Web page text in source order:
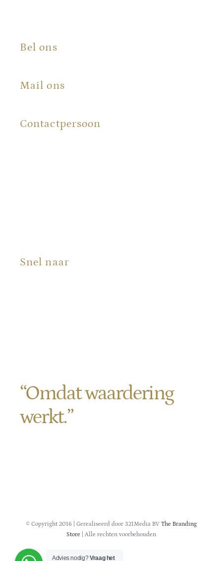
Bel ons
Mail ons
Contactpersoon
Snel naar
“Omdat waardering
werkt.”
© Copyright 2016 | Gerealiseerd door 321Media BV The Branding
Store | Alle rechten voorbehouden
Advies nodig?Vraag het